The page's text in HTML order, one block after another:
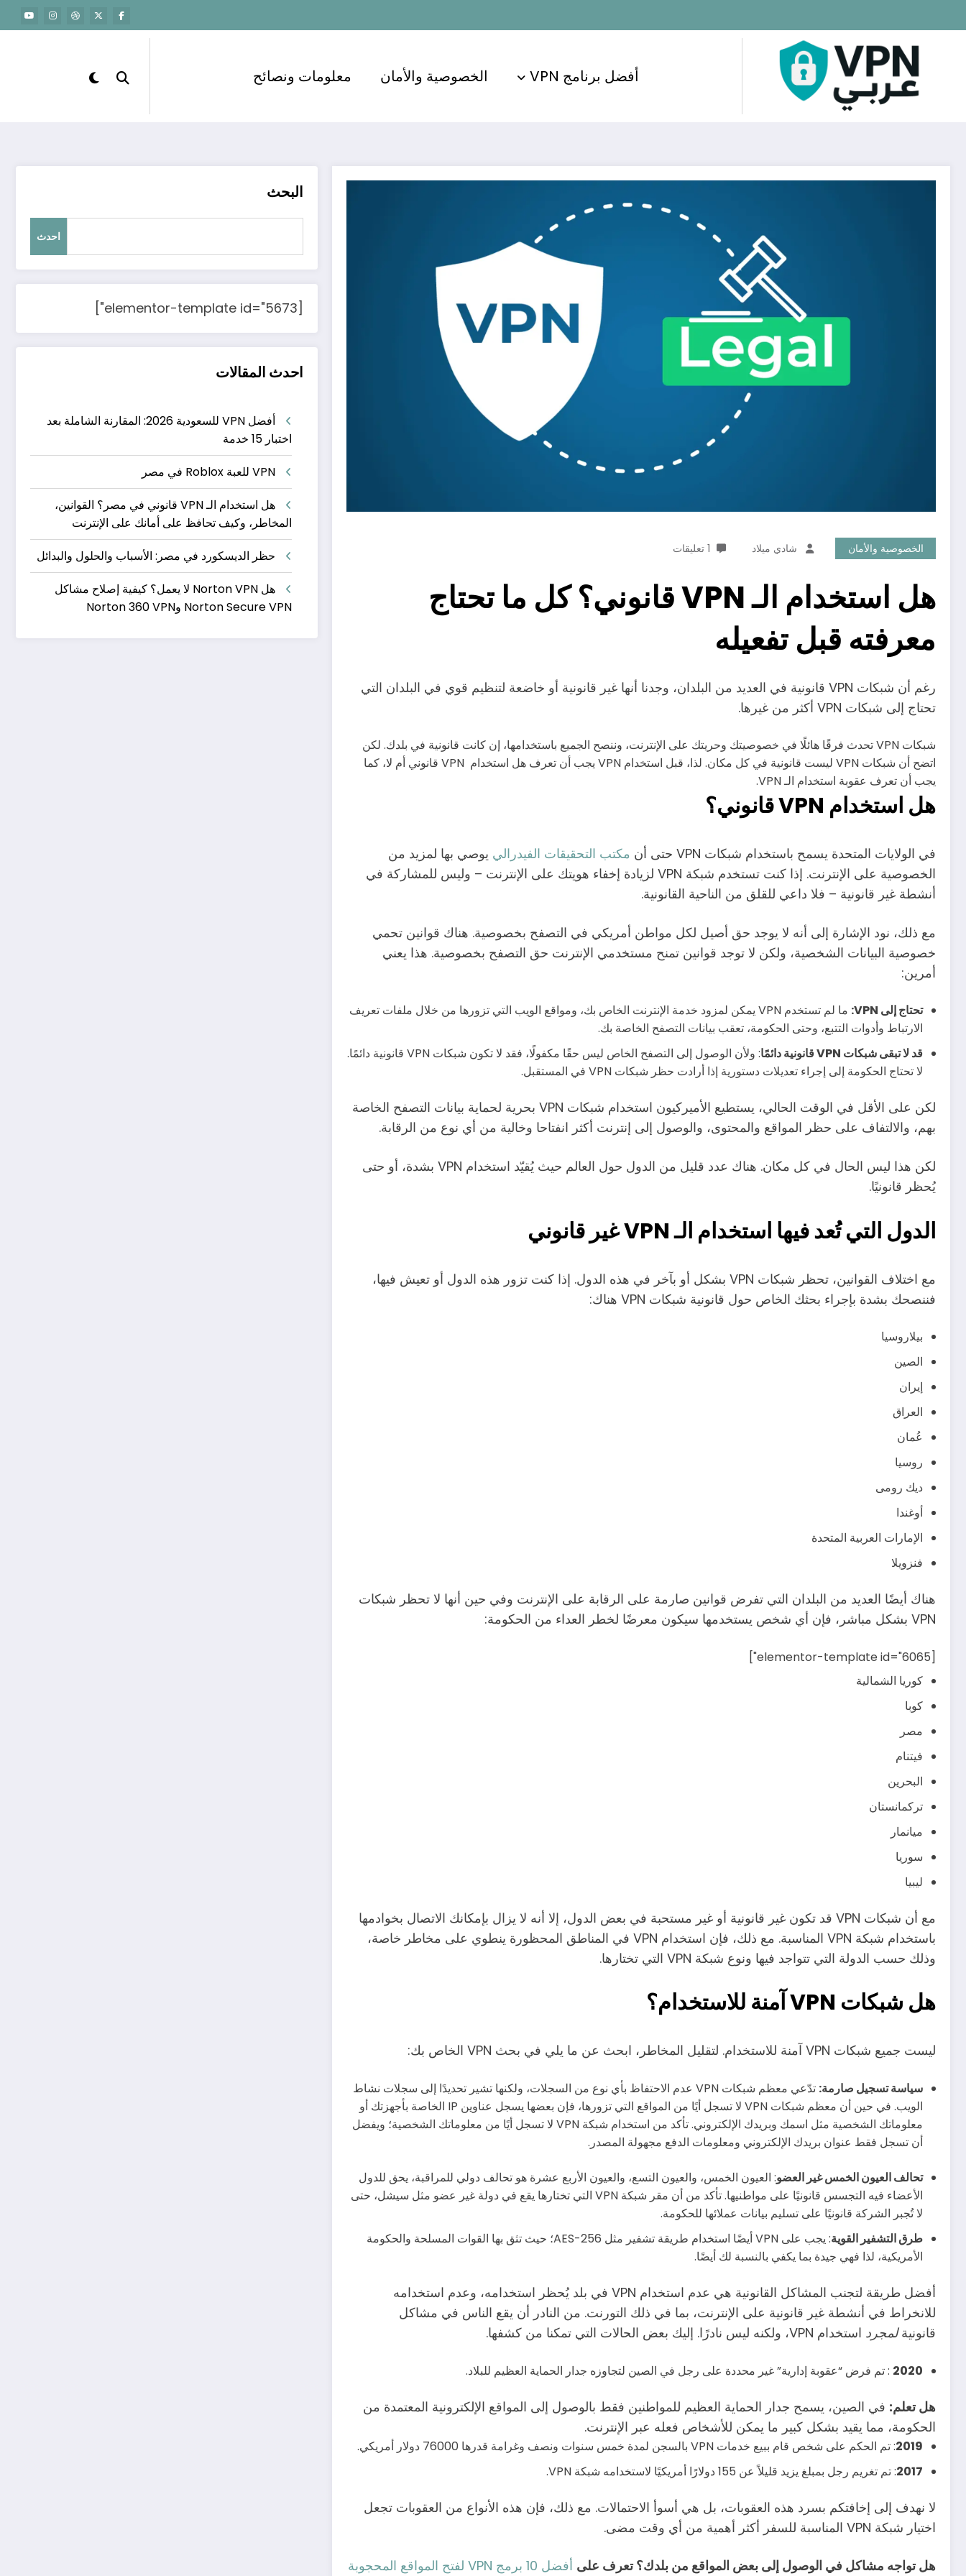
إلى
أفضل برنامج VPN الخصوصية والأمان معلومات ونصائح
الخصوصية والأمان شادي ميلاد 1 تعليقات
هل استخدام الـ VPN قانوني؟ كل ما تحتاج
معرفته قبل تفعيله
رغم أن شبكات VPN قانونية في العديد من البلدان، وجدنا أنها غير قانونية أو خاضعة لتنظيم قوي في البلدان التي
تحتاج إلى شبكات VPN أكثر من غيرها.
شبكات VPN تحدث فرقًا هائلًا في خصوصيتك وحريتك على الإنترنت، وننصح الجميع باستخدامها، إن كانت قانونية في بلدك. لكن
اتضح أن شبكات VPN ليست قانونية في كل مكان. لذا، قبل استخدام VPN يجب أن تعرف هل استخدام VPN قانوني أم لا، كما
يجب أن تعرف عقوبة استخدام الـ VPN.
هل استخدام VPN قانوني؟
في الولايات المتحدة يسمح باستخدام شبكات VPN حتى أن مكتب التحقيقات الفيدرالي يوصي بها لمزيد من
الخصوصية على الإنترنت. إذا
كنت تستخدم شبكة VPN لزيادة إخفاء هويتك على الإنترنت – وليس للمشاركة في
أنشطة غير قانونية – فلا داعي للقلق من الناحية القانونية.
مع ذلك، نود الإشارة إلى أنه لا يوجد حق أصيل لكل مواطن أمريكي في التصفح بخصوصية. هناك قوانين تحمي
خصوصية البيانات الشخصية، ولكن لا توجد قوانين تمنح مستخدمي الإنترنت حق التصفح بخصوصية. هذا يعني
أمرين:
تحتاج إلى VPN:
ما لم تستخدم VPN يمكن لمزود خدمة الإنترنت الخاص بك، ومواقع الويب التي تزورها من خلال ملفات تعريف
الارتباط وأدوات التتبع، وحتى الحكومة، تعقب بيانات التصفح الخاصة بك.
قد لا تبقى شبكات VPN قانونية دائمًا
: ولأن الوصول إلى التصفح الخاص ليس حقًا مكفولًا، فقد لا تكون شبكات VPN قانونية دائمًا.
لا تحتاج الحكومة إلى إجراء تعديلات دستورية إذا أرادت حظر شبكات VPN في المستقبل.
لكن على الأقل في الوقت الحالي، يستطيع الأميركيون استخدام شبكات VPN بحرية لحماية بيانات التصفح الخاصة
بهم، والالتفاف على حظر المواقع والمحتوى، والوصول إلى إنترنت أكثر انفتاحا وخالية من أي نوع من الرقابة.
لكن هذا ليس الحال في كل مكان. هناك عدد قليل من الدول حول العالم حيث يُقيّد استخدام VPN بشدة، أو حتى
يُحظر قانونيًا.
الدول التي تُعد فيها استخدام الـ VPN غير قانوني
مع اختلاف القوانين، تحظر شبكات VPN بشكل أو بآخر في هذه الدول. إذا كنت تزور هذه الدول أو تعيش فيها،
فننصحك بشدة بإجراء بحثك الخاص حول قانونية شبكات VPN هناك:
بيلاروسيا
الصين
إيران
العراق
عُمان
روسيا
ديك رومى
أوغندا
الإمارات العربية المتحدة
فنزويلا
هناك أيضًا العديد من البلدان التي تفرض قوانين صارمة على الرقابة على الإنترنت وفي حين أنها لا تحظر شبكات
VPN بشكل مباشر، فإن أي شخص يستخدمها سيكون معرضًا لخطر العداء من الحكومة:
[elementor-template id="6065"]
كوريا الشمالية
كوبا
مصر
فيتنام
البحرين
تركمانستان
ميانمار
سوريا
ليبيا
مع أن شبكات VPN قد تكون غير قانونية أو غير مستحبة في بعض الدول، إلا أنه لا يزال بإمكانك الاتصال بخوادمها
باستخدام شبكة VPN المناسبة. مع ذلك، فإن استخدام VPN في المناطق المحظورة ينطوي على مخاطر خاصة،
وذلك حسب الدولة التي تتواجد فيها ونوع شبكة VPN التي تختارها.
هل شبكات VPN آمنة للاستخدام؟
ليست جميع شبكات VPN آمنة للاستخدام. لتقليل المخاطر، ابحث عن ما يلي في بحث VPN الخاص بك:
سياسة تسجيل صارمة:
تدّعي معظم شبكات VPN عدم الاحتفاظ بأي نوع من السجلات، ولكنها تشير تحديدًا إلى سجلات نشاط
الويب. في حين أن معظم شبكات VPN لا تسجل أيًا من المواقع التي تزورها، فإن بعضها يسجل عناوين IP الخاصة بأجهزتك أو
معلوماتك الشخصية مثل اسمك وبريدك الإلكتروني. تأكد من استخدام شبكة VPN لا تسجل أيًا من معلوماتك الشخصية؛ ويفضل
أن تسجل فقط عنوان بريدك الإلكتروني ومعلومات الدفع مجهولة المصدر.
تحالف العيون الخمس غير العضو: العيون الخمس، والعيون التسع، والعيون الأربع عشرة هو تحالف دولي للمراقبة، يحق للدول
الأعضاء فيه التجسس قانونيًا على مواطنيها. تأكد من أن مقر شبكة VPN التي تختارها يقع في دولة غير عضو مثل سيشل، حتى
لا تُجبر الشركة قانونيًا على تسليم بيانات عملائها للحكومة.
طرق التشفير القوية
: يجب على VPN أيضًا استخدام طريقة تشفير مثل AES-256؛ حيث تثق بها القوات المسلحة والحكومة
الأمريكية، لذا فهي جيدة بما يكفي بالنسبة لك أيضًا.
أفضل طريقة لتجنب المشاكل القانونية هي عدم استخدام VPN في بلد يُحظر استخدامه، وعدم استخدامه
للانخراط في أنشطة غير قانونية على الإنترنت، بما في ذلك التورنت. من النادر أن يقع الناس في مشاكل
قانونيةلمجرد استخدام VPN، ولكنه ليس نادرًا. إليك بعض الحالات التي تمكنا من كشفها.
2020 : تم فرض “عقوبة إدارية” غير محددة على رجل في الصين لتجاوزه جدار الحماية العظيم للبلاد.
هل تعلم: في الصين، يسمح جدار الحماية العظيم للمواطنين فقط بالوصول إلى المواقع الإلكترونية المعتمدة من
الحكومة، مما يقيد بشكل كبير ما يمكن للأشخاص فعله عبر الإنترنت.
2019: تم الحكم على شخص قام ببيع خدمات VPN بالسجن لمدة خمس سنوات ونصف وغرامة قدرها 76000 دولار أمريكي.
2017: تم تغريم رجل بمبلغ يزيد قليلاً عن 155 دولارًا أمريكيًا لاستخدامه شبكة VPN.
لا نهدف إلى إخافتكم بسرد هذه العقوبات، بل هي أسوأ الاحتمالات. مع ذلك، فإن هذه الأنواع من العقوبات تجعل
اختيار شبكة VPN المناسبة للسفر أكثر أهمية من أي وقت مضى.
هل تواجه مشاكل في الوصول إلى بعض المواقع من بلدك؟ تعرف على أفضل 10 برمج VPN لفتح المواقع المحجوبة
البحث
احدث
[elementor-template id="5673"]
احدث المقالات
أفضل VPN للسعودية 2026: المقارنة الشاملة بعد
اختبار 15 خدمة
VPN للعبة Roblox في مصر
هل استخدام الـ VPN قانوني في مصر؟ القوانين،
المخاطر، وكيف تحافظ على أمانك على الإنترنت
حظر الديسكورد في مصر: الأسباب والحلول والبدائل
هل Norton VPN لا يعمل؟ كيفية إصلاح مشاكل
Norton Secure VPN وNorton 360 VPN